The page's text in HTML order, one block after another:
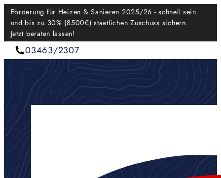
Förderung für Heizen & Sanieren 2025/26 - schnell sein
und bis zu 30% (8500€) staatlichen Zuschuss sichern.
Jetzt beraten lassen!
03463/2307